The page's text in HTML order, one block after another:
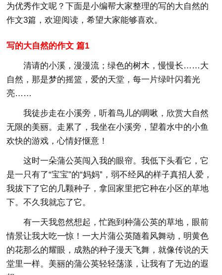
为优秀作文呢？下面是小编帮大家整理的写的大自然的
作文3篇，欢迎阅读，希望大家能够喜欢。
写的大自然的作文 篇1
清请的小溪，漫漫流；绿色的树木，慢慢长……大
自然，那是梦的摇篮，爱的天堂，每一片绿叶闪着光
亮……
我徒步走在小溪旁，听着鸟儿的啁啾，欣赏大自然
无限的美丽。走累了，我坐在小溪旁，望着水中的小鱼
欢快的游戏，心情好惬意！
这时一朵蒲公英闯入我的眼帘。我低下头看它，它
是一只有了“宝宝”的“妈妈”，弱不经风的样子真招人爱，
我拔下了它的几颗种子，拿回家里把它种在小区的草地
下。不久我就忘了它。
有一天我忽然想起，忙跑到种蒲公英的草地，眼前
情景让我大吃一惊！一大片蒲公英随着风舞动，明黄色
的花那么的耀眼，成熟的种子漫天飞舞，就像传说的天
堂里一样。美丽的蒲公英轻轻荡漾，让我有了无边的遐